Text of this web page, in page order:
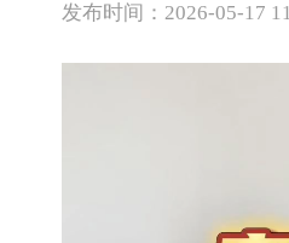
发布时间：2026-05-17